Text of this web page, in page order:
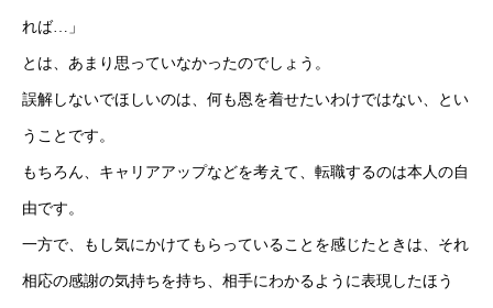
れば…」
とは、あまり思っていなかったのでしょう。
誤解しないでほしいのは、何も恩を着せたいわけではない、とい
うことです。
もちろん、キャリアアップなどを考えて、転職するのは本人の自
由です。
一方で、もし気にかけてもらっていることを感じたときは、それ
相応の感謝の気持ちを持ち、相手にわかるように表現したほう